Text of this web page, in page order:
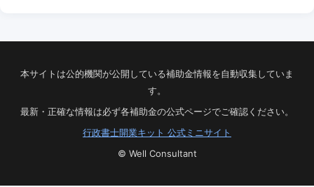
本サイトは公的機関が公開している補助金情報を自動収集していま
す。
最新・正確な情報は必ず各補助金の公式ページでご確認ください。
行政書士開業キット 公式ミニサイト
© Well Consultant